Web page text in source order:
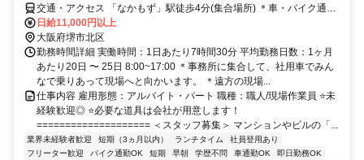
交通・アクセス 「なかもず」駅徒歩4分(集合場所) ＊車・バイク通勤
OK
日給11,000円以上
大阪府堺市北区
勤務時間詳細 実働時間：1日あたり7時間30分 平均勤務日数：1ヶ月
あたり20日 〜 25日 8:00~17:00 ＊事務所に集合して、社用車でみん
なで乗りあって現場へと向かいます。 ＊遠方の現場...
仕事内容 雇用形態：アルバイト・パート 職種：職人/現場作業員 ⭐未
経験歓迎◎ ⭐必要な道具は会社が用意します！
==================== ＜スタッフ募集＞ マンションやビルの「...
業界未経験者歓迎 短期（3ヵ月以内） ランチタイム
社員登用あり
フリーター歓迎
バイク通勤OK 短期 早朝 学歴不問 車通勤OK
即日勤務OK